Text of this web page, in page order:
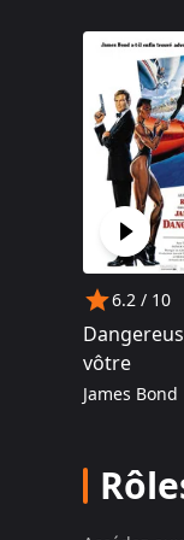
construit
Après un
dans la
007,
plus
sur
Bons
à sa
série
mis en
et chats -
6.2 / 10
vôtre
James Bond